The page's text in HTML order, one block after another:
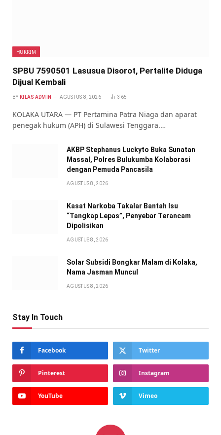
HUKRIM
SPBU 7590501 Lasusua Disorot, Pertalite Diduga
Dijual Kembali
BY KILAS ADMIN AGUSTUS 8, 2026 365
KOLAKA UTARA — PT Pertamina Patra Niaga dan aparat
penegak hukum (APH) di Sulawesi Tenggara.…
AKBP Stephanus Luckyto Buka Sunatan
Massal, Polres Bulukumba Kolaborasi
dengan Pemuda Pancasila
AGUSTUS 8, 2026
Kasat Narkoba Takalar Bantah Isu
“Tangkap Lepas”, Penyebar Terancam
Dipolisikan
AGUSTUS 8, 2026
Solar Subsidi Bongkar Malam di Kolaka,
Nama Jasman Muncul
AGUSTUS 8, 2026
Stay In Touch
Facebook Twitter
Pinterest Instagram
YouTube Vimeo